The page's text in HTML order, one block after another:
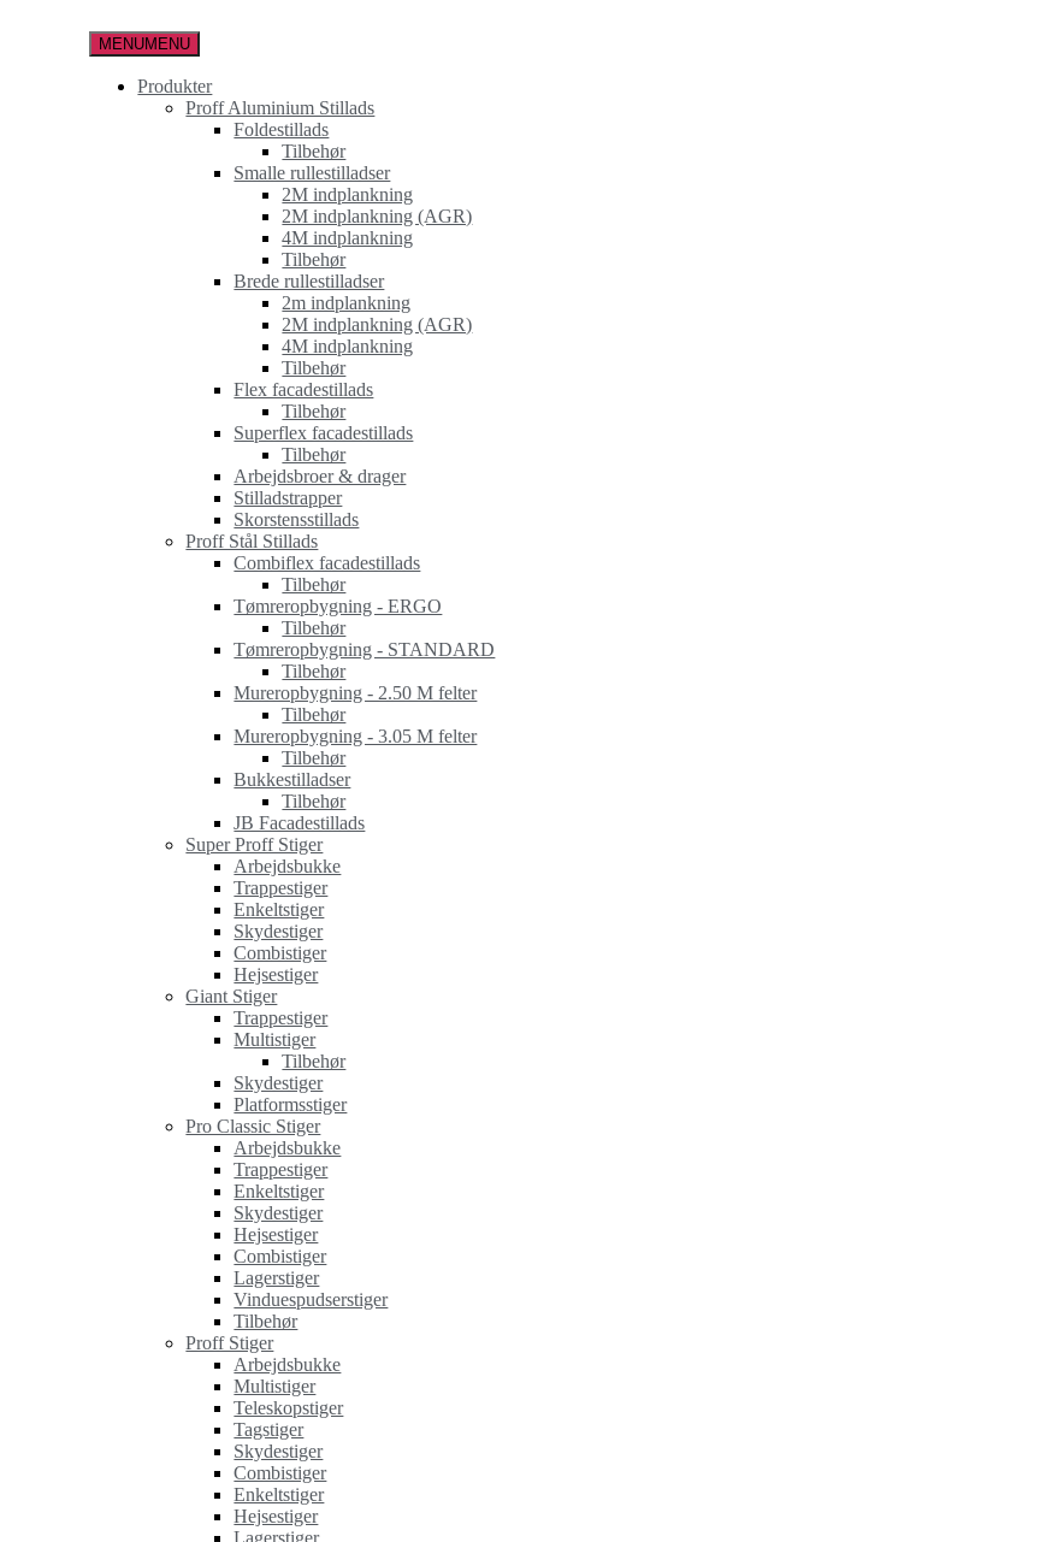
MENUMENU
Produkter
Proff Aluminium Stillads
Foldestillads
Tilbehør
Smalle rullestilladser
2M indplankning
2M indplankning (AGR)
4M indplankning
Tilbehør
Brede rullestilladser
2m indplankning
2M indplankning (AGR)
4M indplankning
Tilbehør
Flex facadestillads
Tilbehør
Superflex facadestillads
Tilbehør
Arbejdsbroer & drager
Stilladstrapper
Skorstensstillads
Proff Stål Stillads
Combiflex facadestillads
Tilbehør
Tømreropbygning - ERGO
Tilbehør
Tømreropbygning - STANDARD
Tilbehør
Mureropbygning - 2.50 M felter
Tilbehør
Mureropbygning - 3.05 M felter
Tilbehør
Bukkestilladser
Tilbehør
JB Facadestillads
Super Proff Stiger
Arbejdsbukke
Trappestiger
Enkeltstiger
Skydestiger
Combistiger
Hejsestiger
Giant Stiger
Trappestiger
Multistiger
Tilbehør
Skydestiger
Platformsstiger
Pro Classic Stiger
Arbejdsbukke
Trappestiger
Enkeltstiger
Skydestiger
Hejsestiger
Combistiger
Lagerstiger
Vinduespudserstiger
Tilbehør
Proff Stiger
Arbejdsbukke
Multistiger
Teleskopstiger
Tagstiger
Skydestiger
Combistiger
Enkeltstiger
Hejsestiger
Lagerstiger